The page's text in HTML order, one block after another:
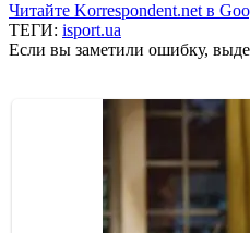
Читайте Korrespondent.net в
ТЕГИ: isport.ua
Если вы заметили ошибку,